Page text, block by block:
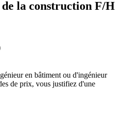
la construction F/H
en bâtiment ou d'ingénieur
de prix, vous justifiez d'une